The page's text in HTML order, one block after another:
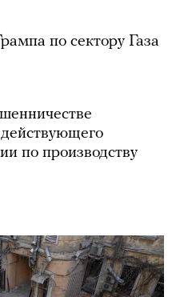
по сектору Газа
по производству